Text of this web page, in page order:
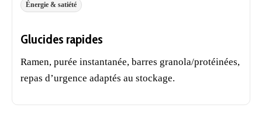
Énergie & satiété
Glucides rapides
Ramen, purée instantanée, barres granola/protéinées,
repas d’urgence adaptés au stockage.